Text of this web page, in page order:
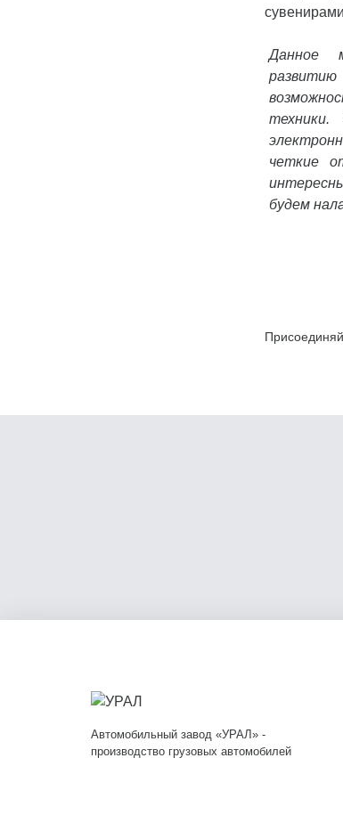
Данное
четкие
будем
Автомобильный завод «УРАЛ» -
производство грузовых автомобилей